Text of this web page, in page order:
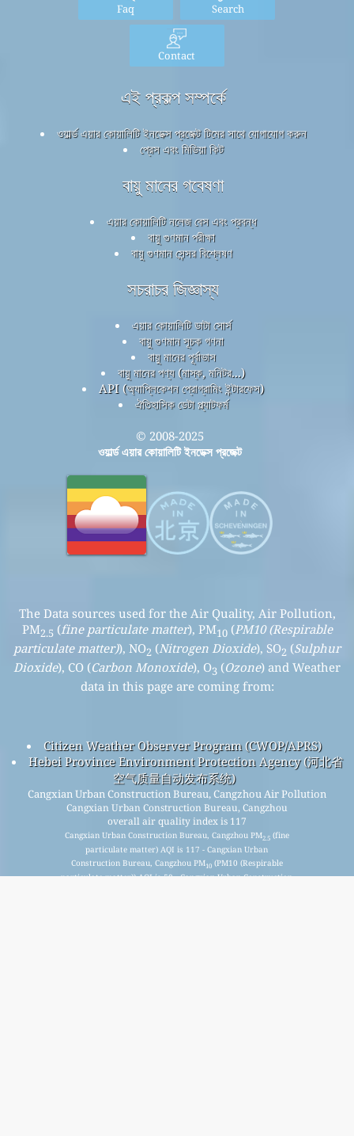
Faq Search
Contact
এই প্রকল্প সম্পর্কে
ওয়ার্ল্ড এয়ার কোয়ালিটি ইনডেক্স প্রজেক্ট টিমের সাথে যোগাযোগ করুন
প্রেস এবং মিডিয়া কিট
বায়ু মানের গবেষণা
এয়ার কোয়ালিটি নলেজ বেস এবং প্রবন্ধ
বায়ু গুণমান পরীক্ষা
বায়ু গুণমান সেন্সর বিশ্লেষণ
সচরাচর জিজ্ঞাস্য
এয়ার কোয়ালিটি ডাটা সোর্স
বায়ু গুণমান সূচক গণনা
বায়ু মানের পূর্বাভাস
বায়ু মানের পণ্য (মাস্ক, মনিটর...)
API (অ্যাপ্লিকেশন প্রোগ্রামিং ইন্টারফেস)
ঐতিহাসিক ডেটা প্ল্যাটফর্ম
© 2008-2025
ওয়ার্ল্ড এয়ার কোয়ালিটি ইনডেক্স প্রজেক্ট
The Data sources used for the Air Quality, Air Pollution,
PM2.5 (fine particulate matter), PM10(PM10 (Respirable
particulate matter)), NO2 (Nitrogen Dioxide), SO2 (Sulphur
Dioxide), CO (Carbon Monoxide), O3 (Ozone) and Weather
data in this page are coming from:
Citizen Weather Observer Program (CWOP/APRS)
Hebei Province Environment Protection Agency (河北省
空气质量自动发布系统)
Cangxian Urban Construction Bureau, Cangzhou Air Pollution
Cangxian Urban Construction Bureau, Cangzhou
overall air quality index is 117
Cangxian Urban Construction Bureau, Cangzhou PM2.5(fine
particulate matter) AQI is 117 - Cangxian Urban
Construction Bureau, Cangzhou PM10(PM10 (Respirable
particulate matter)) AQI is 50 - Cangxian Urban Construction